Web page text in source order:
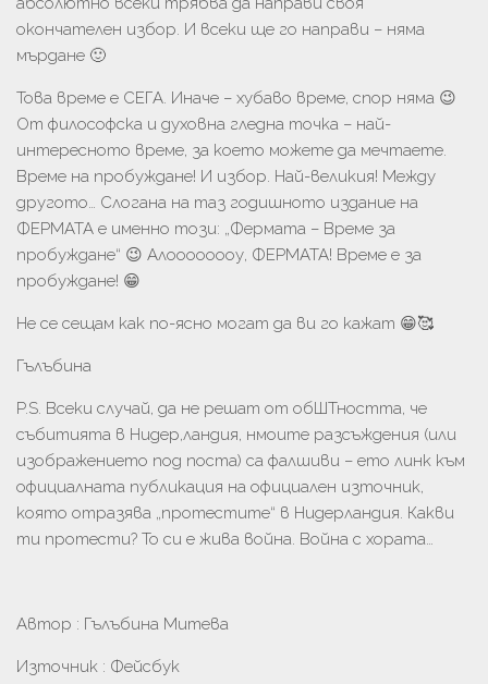
окончателен избор. И всеки ще го направи – няма
мърдане 🙂
Това време е СЕГА. Иначе – хубаво време, спор няма 😉
От философска и духовна гледна точка – най-
интересното време, за което можете да мечтаете.
Време на пробуждане! И избор. Най-великия! Между
другото… Слогана на таз годишното издание на
ФЕРМАТА е именно този: „Фермата – Време за
пробуждане“ 😉 Алоооооооу, ФЕРМАТА! Време е за
пробуждане! 😁
Не се сещам как по-ясно могат да ви го кажат 😁🥰
Гълъбина
P.S. Всеки случай, да не решат от обШТността, че
събитията в Нидер,ландия, нмоите разсъждения (или
изображението под поста) са фалшиви – ето линк към
официалната публикация на официален източник,
която отразява „протестите“ в Нидерландия. Какви
ти протести? То си е жива война. Война с хората…
Aвтор : Гълъбина Митева
Източник : Фейсбук